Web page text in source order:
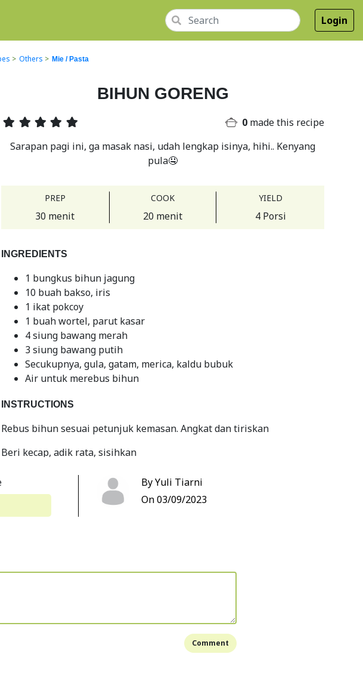
Login
> Others > Mie / Pasta
BIHUN GORENG
0 made this recipe
Sarapan pagi ini, ga masak nasi, udah lengkap isinya, hihi.. Kenyang
pula🤤
PREP
30 menit
COOK
20 menit
YIELD
4 Porsi
INGREDIENTS
1 bungkus bihun jagung
10 buah bakso, iris
1 ikat pokcoy
1 buah wortel, parut kasar
4 siung bawang merah
3 siung bawang putih
Secukupnya, gula, gatam, merica, kaldu bubuk
Air untuk merebus bihun
INSTRUCTIONS
Rebus bihun sesuai petunjuk kemasan. Angkat dan tiriskan
Beri kecap, adik rata, sisihkan
Tumis duo bawang, masukka wortel, masukkan bakso dan pokok
Masukkan bihun, beri bumbu, aduk rata.
By Yuli Tiarni
On 03/09/2023
Comment